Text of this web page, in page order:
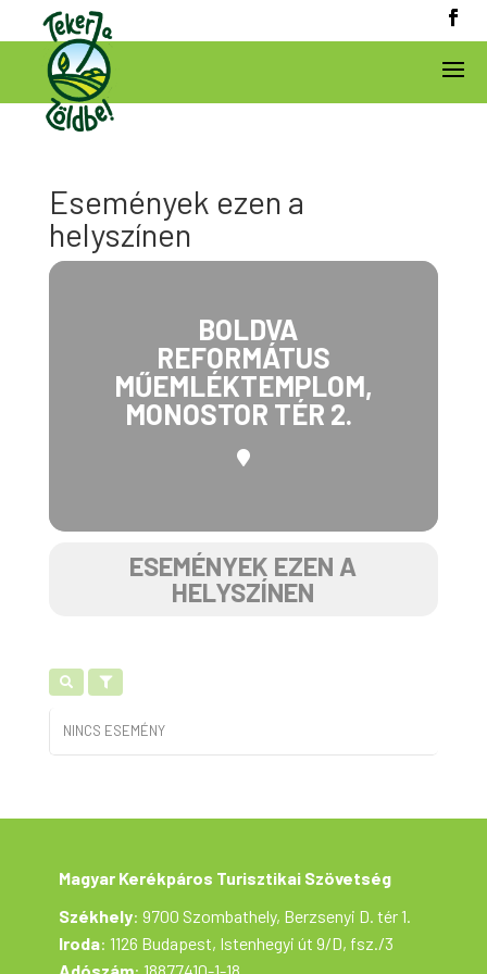
Események ezen a
helyszínen
BOLDVA
REFORMÁTUS
MŰEMLÉKTEMPLOM,
MONOSTOR TÉR 2.
ESEMÉNYEK EZEN A
HELYSZÍNEN
NINCS ESEMÉNY
Magyar Kerékpáros Turisztikai Szövetség
Székhely: 9700 Szombathely, Berzsenyi D. tér 1.
Iroda: 1126 Budapest, Istenhegyi út 9/D, fsz./3